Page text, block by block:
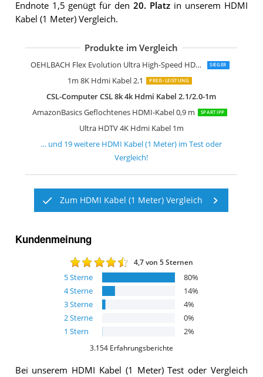
Endnote 1,5 genügt für den20. Platz in unserem HDMI
Kabel (1 Meter) Vergleich.
Produkte im Vergleich
OEHLBACH Flex Evolution Ultra High-Speed HDMI-Kabel SIEGER
1m 8K Hdmi Kabel 2.1 PREIS-LEISTUNG
CSL-Computer CSL 8k 4k Hdmi Kabel 2.1/2.0-1m
AmazonBasics Geflochtenes HDMI-Kabel 0,9 m
SPARTIPP
Ultra HDTV 4K Hdmi Kabel 1m
KabelDirekt 8K 4K HDMI Kabel mit
KabelDirekt 4K Hdmi Kabel 1m Pro
CSL-Computer CSL 8k Hdmi Kabel
Hama Hdmi Kabel 1 m lang Ultra HD
StarTech.com 1m Hdmi 2.1 Kabel 8K
KabelDirekt 10K & 8K Hdmi Kabel
KabelDirekt 4K Hdmi Kabel 1m
deleyCON 1m Hdmi Kabel Hdmi 2.0
UGREEN 8k Hdmi Kabel 2.1
Ultra HDTV 8K Hdmi Kabel
Zertifiziertes 10K 8K Hdmi 2.1 Kabel
CSL-Computer CSL 8k Hdmi Kabel
Highwings Hdmi 2.1 Kabel 1m 8K
8K Hdmi Kabel 2.1
… und 19weitere HDMI Kabel (1 Meter) im Test oder
Vergleich!
Zum HDMI Kabel (1 Meter) Vergleich
Kundenmeinung
4,7von 5 Sternen
5Sterne 80%
4Sterne 14%
3Sterne 4%
2Sterne 0%
1 Stern 2%
3.154 Erfahrungsberichte
Bei unserem HDMI Kabel (1 Meter)Test oder Vergleich